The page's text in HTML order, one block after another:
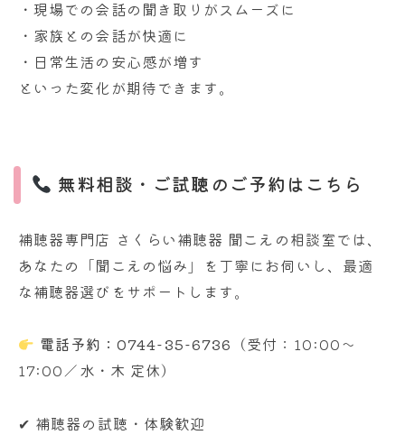
・現場での会話の聞き取りがスムーズに
・家族との会話が快適に
・日常生活の安心感が増す
といった変化が期待できます。
無料相談・ご試聴のご予約はこちら
補聴器専門店 さくらい補聴器 聞こえの相談室では、
あなたの「聞こえの悩み」を丁寧にお伺いし、最適
な補聴器選びをサポートします。
電話予約：0744-35-6736 （受付：10:00〜
17:00／水・木 定休）
✔ 補聴器の試聴・体験歓迎